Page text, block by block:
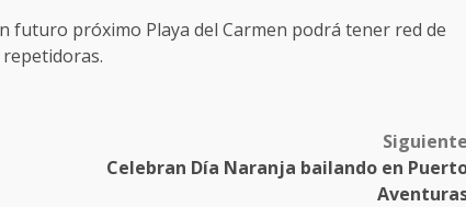
futuro próximo Playa del Carmen podrá tener red de
Celebran Día Naranja bailando en